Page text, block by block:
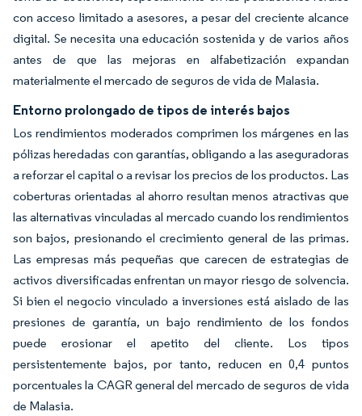
con acceso limitado a asesores, a pesar del creciente alcance
digital. Se necesita una educación sostenida y de varios años
antes de que las mejoras en alfabetización expandan
materialmente el mercado de seguros de vida de Malasia.
Entorno prolongado de tipos de interés bajos
Los rendimientos moderados comprimen los márgenes en las
pólizas heredadas con garantías, obligando a las aseguradoras
a reforzar el capital o a revisar los precios de los productos. Las
coberturas orientadas al ahorro resultan menos atractivas que
las alternativas vinculadas al mercado cuando los rendimientos
son bajos, presionando el crecimiento general de las primas.
Las empresas más pequeñas que carecen de estrategias de
activos diversificadas enfrentan un mayor riesgo de solvencia.
Si bien el negocio vinculado a inversiones está aislado de las
presiones de garantía, un bajo rendimiento de los fondos
puede erosionar el apetito del cliente. Los tipos
persistentemente bajos, por tanto, reducen en 0,4 puntos
porcentuales la CAGR general del mercado de seguros de vida
de Malasia.